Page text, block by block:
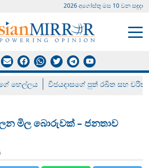
2026 අගෝස්‍තු මස 10 වන සඳුදා
හෙල්ලය විජයදාසගේ පුත් රඛිත සහ චරිත්
මිල බොරුවක් – ජනතාව